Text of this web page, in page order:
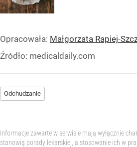
Opracowała: Małgorzata Rapiej-
Źródło: medicaldaily.com
Odchudzanie
Informacje zawarte w serwisie mają wyłącznie
stanowią porady lekarskiej, a stosowanie ich w